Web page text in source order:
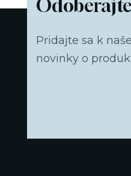
Pridajte sa k
novinky o